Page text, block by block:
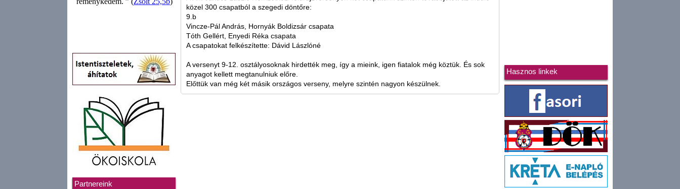
Partnereink
közel 300 csapatból a szegedi döntőre:
9.b
Vincze-Pál András, Hornyák Boldizsár csapata
Tóth Gellért, Enyedi Réka csapata
A csapatokat felkészítette: Dávid Lászlóné
A versenyt 9-12. osztályosoknak hirdették meg, így a mieink, igen fiatalok még köztük. És sok
anyagot kellett megtanulniuk előre.
Előttük van még két másik országos verseny, melyre szintén nagyon készülnek.
Hasznos linkek